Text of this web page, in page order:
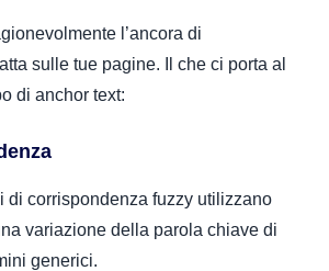
l’ancora di
sulle tue pagine. Il che ci porta al
di anchor text:
di corrispondenza fuzzy utilizzano
variazione della parola chiave di
generici.